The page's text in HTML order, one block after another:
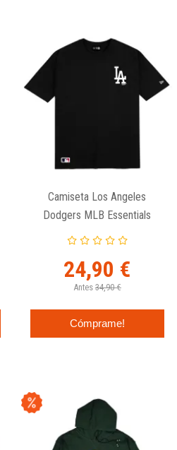
Camiseta Los Angeles
Dodgers MLB Essentials
Oversized
24,90 €
Antes 34,90 €
Cómprame!